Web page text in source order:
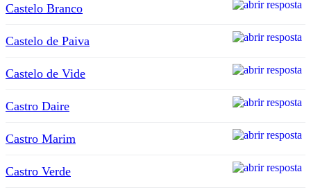
Castelo Branco
Castelo de Paiva
Castelo de Vide
Castro Daire
Castro Marim
Castro Verde